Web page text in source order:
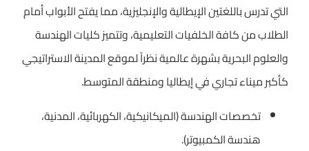
التي تدرس باللغتين الإيطالية والإنجليزية، مما يفتح الأبواب أمام
الطلاب من كافة الخلفيات التعليمية، وتتميز كليات الهندسة
والعلوم البحرية بشهرة عالمية نظراً لموقع المدينة الاستراتيجي
كأكبر ميناء تجاري في إيطاليا ومنطقة المتوسط.
تخصصات الهندسة (الميكانيكية، الكهربائية، المدنية،
هندسة الكمبيوتر).